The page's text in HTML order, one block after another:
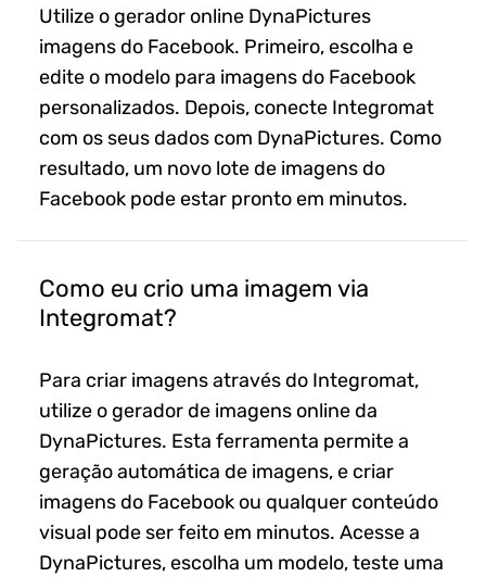
Utilize o gerador online DynaPictures
imagens do Facebook. Primeiro, escolha e
edite o modelo para imagens do Facebook
personalizados. Depois, conecte Integromat
com os seus dados com DynaPictures. Como
resultado, um novo lote de imagens do
Facebook pode estar pronto em minutos.
Como eu crio uma imagem via
Integromat?
Para criar imagens através do Integromat,
utilize o gerador de imagens online da
DynaPictures. Esta ferramenta permite a
geração automática de imagens, e criar
imagens do Facebook ou qualquer conteúdo
visual pode ser feito em minutos. Acesse a
DynaPictures, escolha um modelo, teste uma